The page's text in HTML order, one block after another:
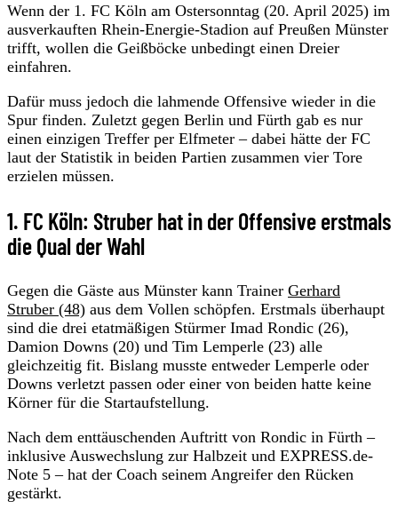
Wenn der 1. FC Köln am Ostersonntag (20. April 2025) im
ausverkauften Rhein-Energie-Stadion auf Preußen Münster
trifft, wollen die Geißböcke unbedingt einen Dreier
einfahren.
Dafür muss jedoch die lahmende Offensive wieder in die
Spur finden. Zuletzt gegen Berlin und Fürth gab es nur
einen einzigen Treffer per Elfmeter – dabei hätte der FC
laut der Statistik in beiden Partien zusammen vier Tore
erzielen müssen.
1. FC Köln: Struber hat in der Offensive erstmals
die Qual der Wahl
Gegen die Gäste aus Münster kann Trainer Gerhard
Struber (48) aus dem Vollen schöpfen. Erstmals überhaupt
sind die drei etatmäßigen Stürmer Imad Rondic (26),
Damion Downs (20) und Tim Lemperle (23) alle
gleichzeitig fit. Bislang musste entweder Lemperle oder
Downs verletzt passen oder einer von beiden hatte keine
Körner für die Startaufstellung.
Nach dem enttäuschenden Auftritt von Rondic in Fürth –
inklusive Auswechslung zur Halbzeit und EXPRESS.de-
Note 5 – hat der Coach seinem Angreifer den Rücken
gestärkt.